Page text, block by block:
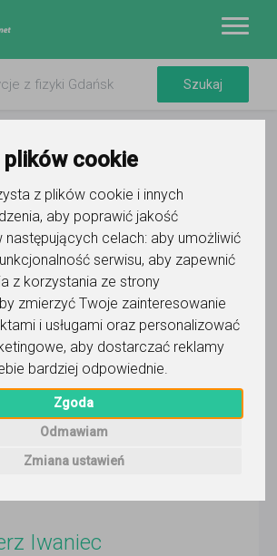
plików cookie
z plików cookie i innych
aby poprawić jakość
następujących celach: aby umożliwić
serwisu, aby zapewnić
z korzystania ze strony
zmierzyć Twoje zainteresowanie
i usługami oraz personalizować
, aby dostarczać reklamy
bardziej odpowiednie.
Zgoda
Odmawiam
Zmiana ustawień
Filtry
Sopot pomorskie
Sortuj: Trafność
Iwaniec